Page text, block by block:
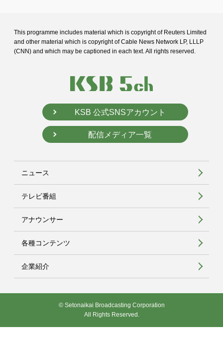
This programme includes material which is copyright of Reuters Limited
and other material which is copyright of Cable News Network LP, LLLP
(CNN) and which may be captioned in each text. All rights reserved.
KSB 公式SNSアカウント
配信メディア一覧
ニュース
テレビ番組
アナウンサー
各種コンテンツ
企業紹介
© Setonaikai Broadcasting Corporation
All Rights Reserved.